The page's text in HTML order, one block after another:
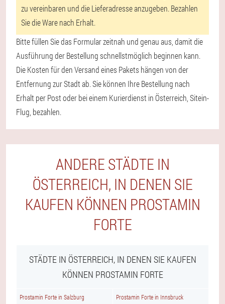
zu vereinbaren und die Lieferadresse anzugeben. Bezahlen
Sie die Ware nach Erhalt.
Bitte füllen Sie das Formular zeitnah und genau aus, damit die
Ausführung der Bestellung schnellstmöglich beginnen kann.
Die Kosten für den Versand eines Pakets hängen von der
Entfernung zur Stadt ab. Sie können Ihre Bestellung nach
Erhalt per Post oder bei einem Kurierdienst in Österreich, Sitein-
Flug, bezahlen.
ANDERE STÄDTE IN
ÖSTERREICH, IN DENEN SIE
KAUFEN KÖNNEN PROSTAMIN
FORTE
STÄDTE IN ÖSTERREICH, IN DENEN SIE KAUFEN
KÖNNEN PROSTAMIN FORTE
Prostamin Forte in Salzburg Prostamin Forte in Innsbruck